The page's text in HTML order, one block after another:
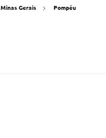
Minas Gerais Pompéu